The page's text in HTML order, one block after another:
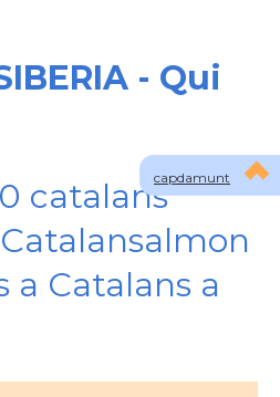
capdamunt
- Qui
catalans
a Catalans a